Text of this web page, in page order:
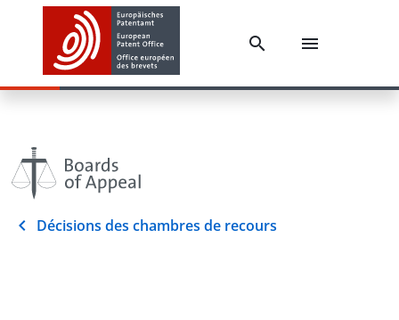
Décisions des chambres de recours